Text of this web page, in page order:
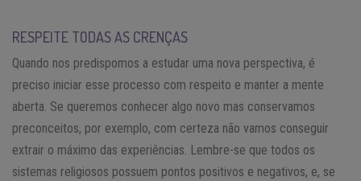
RESPEITE TODAS AS CRENÇAS
Quando nos predispomos a estudar uma nova perspectiva, é
preciso iniciar esse processo com respeito e manter a mente
aberta. Se queremos conhecer algo novo mas conservamos
preconceitos, por exemplo, com certeza não vamos conseguir
extrair o máximo das experiências. Lembre-se que todos os
sistemas religiosos possuem pontos positivos e negativos, e, se